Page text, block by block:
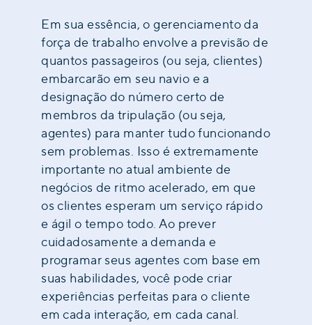
Em sua essência, o gerenciamento da
força de trabalho envolve a previsão de
quantos passageiros (ou seja, clientes)
embarcarão em seu navio e a
designação do número certo de
membros da tripulação (ou seja,
agentes) para manter tudo funcionando
sem problemas. Isso é extremamente
importante no atual ambiente de
negócios de ritmo acelerado, em que
os clientes esperam um serviço rápido
e ágil o tempo todo. Ao prever
cuidadosamente a demanda e
programar seus agentes com base em
suas habilidades, você pode criar
experiências perfeitas para o cliente
em cada interação, em cada canal.